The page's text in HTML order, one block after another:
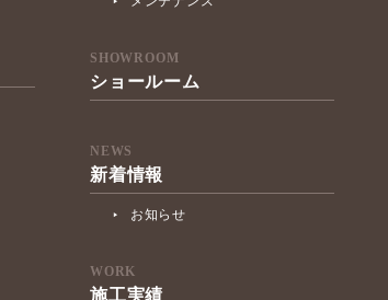
SHOWROOM
ショールーム
NEWS
新着情報
お知らせ
WORK
施工実績